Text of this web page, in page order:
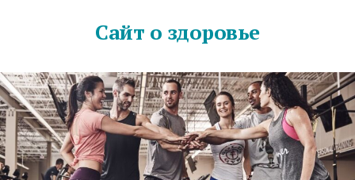
Сайт о здоровье